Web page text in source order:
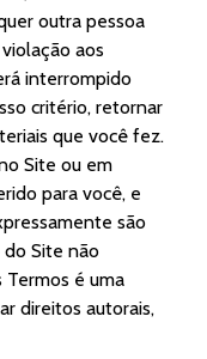
outra pessoa
aos
interrompido
critério, retornar
que você fez.
Site ou em
para você, e
são
do Site não
é uma
direitos autorais,